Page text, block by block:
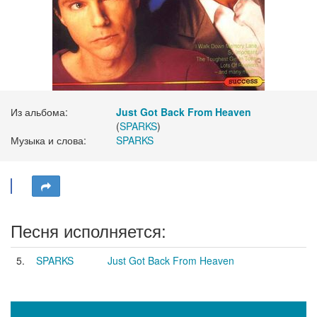
Из альбома:
Just Got Back From Heaven
(SPARKS)
Музыка и слова:
SPARKS
Песня исполняется:
5. SPARKS Just Got Back From Heaven